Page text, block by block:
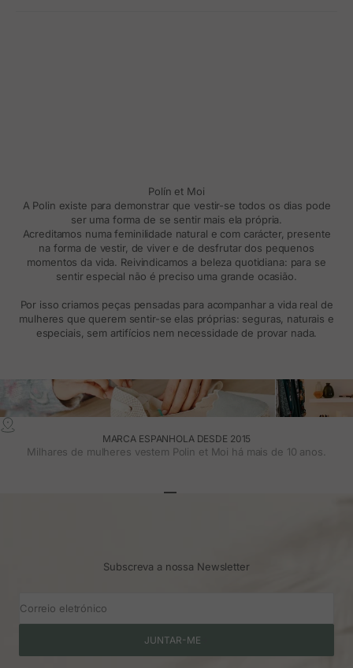
Polín et Moi
A Polin existe para demonstrar que vestir-se todos os dias pode
ser uma forma de se sentir mais ela própria.
Acreditamos numa feminilidade natural e com carácter, presente
na forma de vestir, de viver e de desfrutar dos pequenos
momentos da vida. Reivindicamos a beleza quotidiana: para se
sentir especial não é preciso uma grande ocasião.
Por isso criamos peças pensadas para acompanhar a vida real de
mulheres que querem sentir-se elas próprias: seguras, naturais e
especiais, sem artifícios nem necessidade de provar nada.
MARCA ESPANHOLA DESDE 2015
Milhares de mulheres vestem Polin et Moi há mais de 10 anos.
Subscreva a nossa Newsletter
Correio eletrónico
JUNTAR-ME